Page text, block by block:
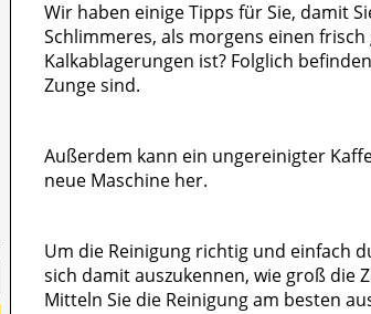
Wir haben einige Tipps für Sie, damit
Schlimmeres, als morgens einen
Kalkablagerungen ist? Folglich
Zunge sind.
Außerdem kann ein ungereinigter
neue Maschine her.
Um die Reinigung richtig und einfach
sich damit auszukennen, wie groß die
Mitteln Sie die Reinigung am besten